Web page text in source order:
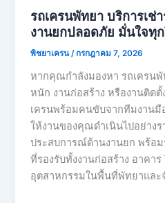
รถเครนพัทยา บริการเช่
งานยกปลอดภัย มั่นใจทุ
พิชยาเครน/กรกฎาคม 7, 2026
หากคุณกำลังมองหา รถเครน
หนัก งานก่อสร้าง หรืองานติดตั้
เครนพร้อมคนขับจากทีมงานมื
ให้งานของคุณดำเนินไปอย่าง
ประสบการณ์ด้านงานยก พร้อ
ที่รองรับทั้งงานก่อสร้าง อาคาร
อุตสาหกรรมในพื้นที่พัทยาและ